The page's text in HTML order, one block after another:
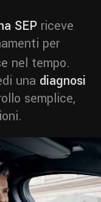
SEPriceve
per
nel tempo.
una diagnosi
semplice,